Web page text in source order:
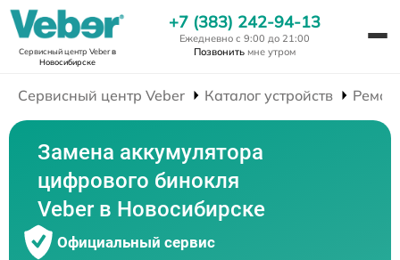
Сервисный центр Veberв
Новосибирске
+7 (383) 242-94-13
Ежедневно с 9:00 до 21:00
Позвонить мне утром
Сервисный центр Veber Каталог устройств
Замена аккумулятора
цифрового бинокля
Veber в Новосибирске
Официальный сервис